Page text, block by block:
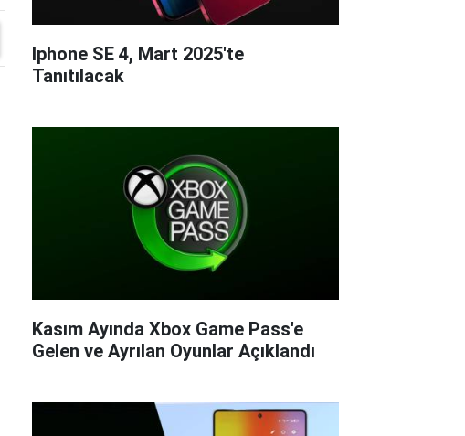
Iphone SE 4, Mart 2025'te
Tanıtılacak
Kasım Ayında Xbox Game Pass'e
Gelen ve Ayrılan Oyunlar Açıklandı